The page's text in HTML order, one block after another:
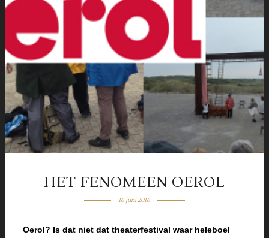
HET FENOMEEN OEROL
16 juni 2016
Oerol? Is dat niet dat theaterfestival waar heleboel